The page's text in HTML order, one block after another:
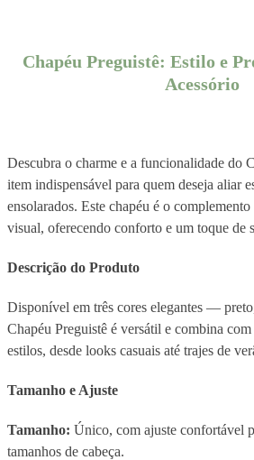
Chapéu Preguistê: Estilo e
Acessório
Descubra o charme e a funcionalidade do
item indispensável para quem deseja aliar
ensolarados. Este chapéu é o
visual, oferecendo conforto e um toque de
Descrição do Produto
Disponível em três cores elegantes —
Chapéu Preguistê é versátil e combina
estilos, desde looks casuais até trajes de
Tamanho e Ajuste
Tamanho: Único, com ajuste confortável
tamanhos de cabeça.